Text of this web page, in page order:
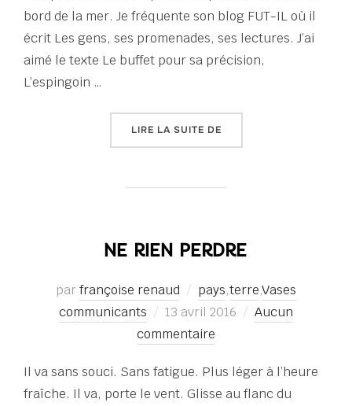
bord de la mer. Je fréquente son blog FUT-IL où il
écrit Les gens, ses promenades, ses lectures. J’ai
aimé le texte Le buffet pour sa précision,
L’espingoin …
LIRE LA SUITE DE« VASES
NE RIEN PERDRE
parfrançoise renaud pays,terre,Vases
communicants
Publié
le
13 avril 2016
Aucun
commentaire
Il va sans souci. Sans fatigue. Plus léger à l’heure
fraîche. Il va, porte le vent. Glisse au flanc du